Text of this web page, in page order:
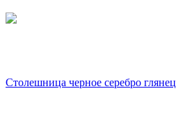
Столешница черное серебро глянец